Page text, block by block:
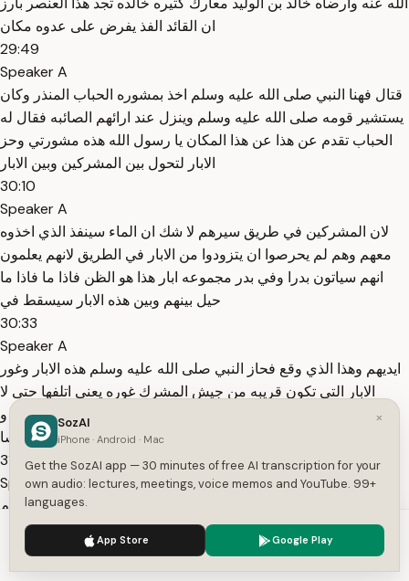
ان القائد الفذ يفرض على عدوه مكان
29:49
Speaker A
قتال فهنا النبي صلى الله عليه وسلم اخذ بمشوره الحباب المنذر وكان
يستشير قومه صلى الله عليه وسلم وينزل عند ارائهم الصائبه فقال له
الحباب تقدم عن هذا عن هذا المكان يا رسول الله هذه مشورتي وحز
الابار لتحول بين المشركين وبين الابار
30:10
Speaker A
لان المشركين في طريق سيرهم لا شك ان الماء سينفذ الذي اخذوه
معهم وهم لم يحرصوا ان يتزودوا من الابار في الطريق لانهم يعلمون
انهم سياتون بدرا وفي بدر مجموعه ابار هذا هو الظن فاذا ما فاذا ما
حيل بينهم وبين هذه الابار سيسقط في
30:33
Speaker A
ايديهم وهذا الذي وقع فحاز النبي صلى الله عليه وسلم هذه الابار وغور
الابار التي تكون قريبه من جيش المشرك غوره يعني اتلفها حتى لا
يستفيدوا منها ثم امر المسلمين ان يبنوا له عريشا في اخر المعسكر و
عينوا عليه حرسا
31:00
Speaker A
وجلس في هذا العريش صلى الله عليه وسلم ثم عليه الصلاه والسلام
اخذ يعبئ جيشه يعني يجعل هذا في الميمنه وهذا في الميسره وهذا في
المقدمه وضع الخطه لهذه المعركه الخالده ثم بشرهم صلى الله عليه
وسلم بمصارع الناس قال هذا مصرع فلان يعني في هذا
We use cookies to enhance your experience.
×
SozAI
iPhone · Android · Mac
Get the SozAI app — 30 minutes of free AI transcription for your
own audio: lectures, meetings, voice memos and YouTube. 99+
languages.
App Store Google Play